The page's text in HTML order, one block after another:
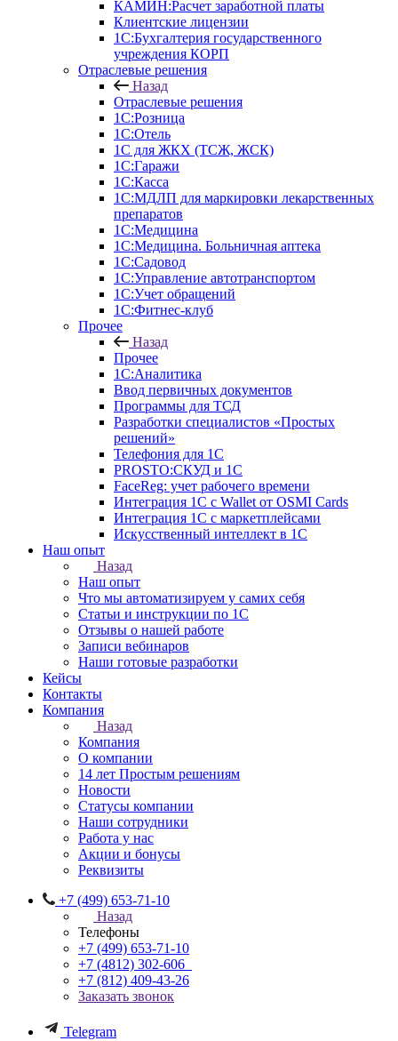
КАМИН:Расчет заработной платы
Клиентские лицензии
1С:Бухгалтерия государственного
учреждения КОРП
Отраслевые решения
Назад
Отраслевые решения
1С:Розница
1С:Отель
1С для ЖКХ (ТСЖ, ЖСК)
1С:Гаражи
1С:Касса
1С:МДЛП для маркировки лекарственных
препаратов
1С:Медицина
1С:Медицина. Больничная аптека
1С:Садовод
1С:Управление автотранспортом
1С:Учет обращений
1С:Фитнес-клуб
Прочее
Назад
Прочее
1С:Аналитика
Ввод первичных документов
Программы для ТСД
Разработки специалистов «Простых
решений»
Телефония для 1С
PROSTO:СКУД и 1С
FaceReg: учет рабочего времени
Интеграция 1С с Wallet от OSMI Cards
Интеграция 1С с маркетплейсами
Искусственный интеллект в 1С
Наш опыт
Назад
Наш опыт
Что мы автоматизируем у самих себя
Статьи и инструкции по 1С
Отзывы о нашей работе
Записи вебинаров
Наши готовые разработки
Кейсы
Контакты
Компания
Назад
Компания
О компании
14 лет Простым решениям
Новости
Статусы компании
Наши сотрудники
Работа у нас
Акции и бонусы
Реквизиты
+7 (499) 653-71-10
Назад
Телефоны
+7 (499) 653-71-10
+7 (4812) 302-606
+7 (812) 409-43-26
Заказать звонок
Telegram